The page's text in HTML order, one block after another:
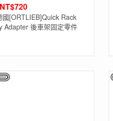
NT$720
國[ORTLIEB]Quick Rack
Adapter 後車架固定零件